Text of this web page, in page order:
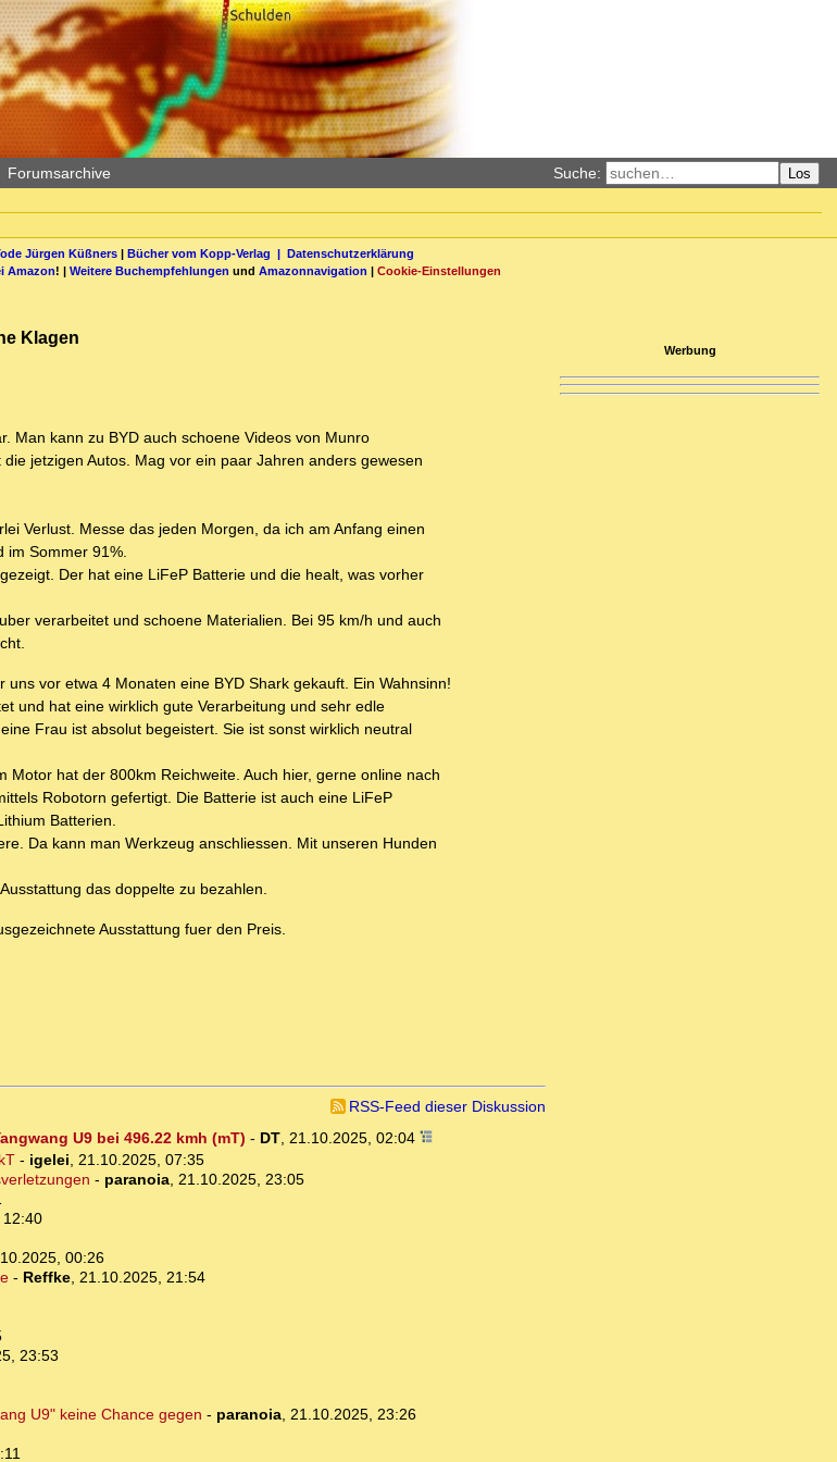
Forumsarchive Suche: Los
Jürgen Küßners| Bücher vom Kopp-Verlag | Datenschutzerklärung
Amazon! | Weitere Buchempfehlungen und Amazonnavigation | Cookie-Einstellungen
Klagen
Man kann zu BYD auch schoene Videos von Munro
jetzigen Autos. Mag vor ein paar Jahren anders gewesen
Verlust. Messe das jeden Morgen, da ich am Anfang einen
im Sommer 91%.
Der hat eine LiFeP Batterie und die healt, was vorher
verarbeitet und schoene Materialien. Bei 95 km/h und auch
vor etwa 4 Monaten eine BYD Shark gekauft. Ein Wahnsinn!
und hat eine wirklich gute Verarbeitung und sehr edle
Frau ist absolut begeistert. Sie ist sonst wirklich neutral
hat der 800km Reichweite. Auch hier, gerne online nach
Robotorn gefertigt. Die Batterie ist auch eine LiFeP
Batterien.
Da kann man Werkzeug anschliessen. Mit unseren Hunden
das doppelte zu bezahlen.
Ausstattung fuer den Preis.
RSS-Feed dieser Diskussion
U9 bei 496.22 kmh (mT) - DT, 21.10.2025, 02:04
- igelei, 21.10.2025, 07:35
- paranoia, 21.10.2025, 23:05
00:26
- Reffke, 21.10.2025, 21:54
23:53
U9" keine Chance gegen - paranoia, 21.10.2025, 23:26
Werbung